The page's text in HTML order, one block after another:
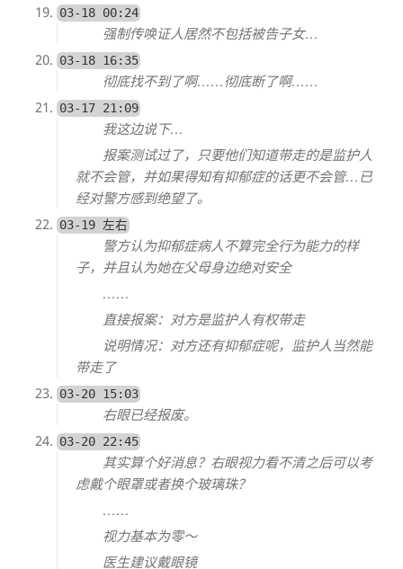
03-18 00:24
强制传唤证人居然不包括被告子女…
03-18 16:35
彻底找不到了啊……彻底断了啊……
03-17 21:09
我这边说下…
报案测试过了，只要他们知道带走的是监护人
就不会管，并如果得知有抑郁症的话更不会管…已
经对警方感到绝望了。
03-19 左右
警方认为抑郁症病人不算完全行为能力的样
子，并且认为她在父母身边绝对安全
……
直接报案：对方是监护人有权带走
说明情况：对方还有抑郁症呢，监护人当然能
带走了
03-20 15:03
右眼已经报废。
03-20 22:45
其实算个好消息？右眼视力看不清之后可以考
虑戴个眼罩或者换个玻璃珠？
……
视力基本为零～
医生建议戴眼镜